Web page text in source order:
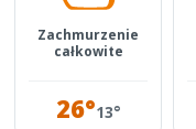
Zachmurzenie
całkowite
26°13°